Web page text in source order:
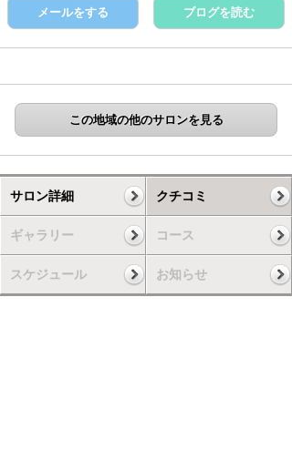
メールをする ブログを読む
この地域の他のサロンを見る
サロン詳細 クチコミ
ギャラリー コース
スケジュール お知らせ